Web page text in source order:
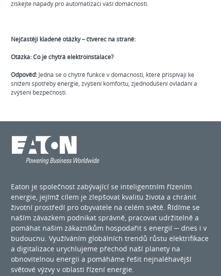
získejte nápady pro automatizaci vaší domácnosti.
Nejčastěji kladené otázky – čtverec na straně:
Otázka: Co je chytrá elektroinstalace?
Odpověď: Jedná se o chytré funkce v domácnosti, které přispívají ke
snížení spotřeby energie, zvýšení komfortu, zjednodušení ovládání a
zvýšení bezpečnosti.
Eaton je společnost zabývající se inteligentním řízením
energie, jejímž cílem je zlepšovat kvalitu života a chránit
životní prostředí pro obyvatele na celém světě. Řídíme se
naším závazkem podnikat správně, pracovat udržitelně a
pomáhat našim zákazníkům hospodařit s energií ─ dnes i v
budoucnu. Využíváním globálních trendů růstu elektrifikace
a digitalizace urychlujeme přechod naší planety na
obnovitelnou energii a pomáháme řešit nejnaléhavější
světové výzvy v oblasti řízení energie.